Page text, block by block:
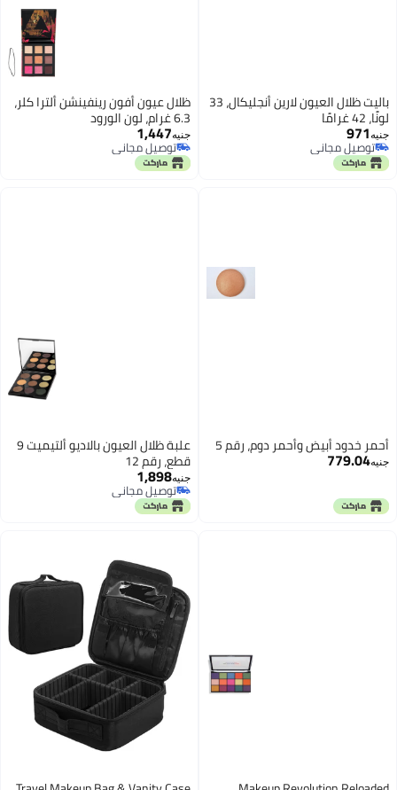
باليت ظلال العيون لارين أنجليكال، 33
لونًا، 42 غرامًا
جنيه971
توصيل مجاني
توصيل مجاني
ظلال عيون أفون رينفينشن ألترا كلر،
6.3 غرام، لون الورود
جنيه1,447
توصيل مجاني
توصيل مجاني
أحمر خدود أبيض وأحمر دوم، رقم 5
جنيه779.04
علبة ظلال العيون بالاديو ألتيميت 9
قطع، رقم 12
جنيه1,898
توصيل مجاني
توصيل مجاني